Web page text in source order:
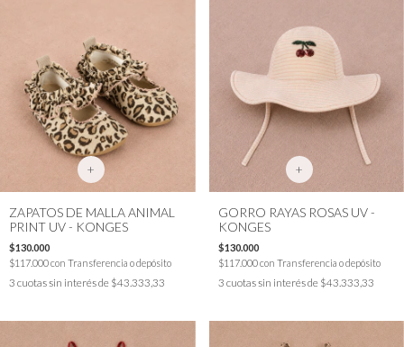
+
ZAPATOS DE MALLA ANIMAL
PRINT UV - KONGES
$130.000
$117.000con Transferencia o depósito
3 cuotas sin interés de $43.333,33
+
GORRO RAYAS ROSAS UV -
KONGES
$130.000
$117.000con Transferencia o depósito
3 cuotas sin interés de $43.333,33